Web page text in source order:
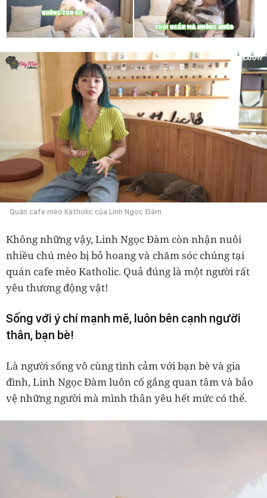
Quán cafe mèo Katholic của Linh Ngọc Đàm
Không những vậy, Linh Ngọc Đàm còn nhận nuôi
nhiều chú mèo bị bỏ hoang và chăm sóc chúng tại
quán cafe mèo Katholic. Quả đúng là một người rất
yêu thương động vật!
Sống với ý chí mạnh mẽ, luôn bên cạnh người
thân, bạn bè!
Là người sống vô cùng tình cảm với bạn bè và gia
đình, Linh Ngọc Đàm luôn cố gắng quan tâm và bảo
vệ những người mà mình thân yêu hết mức có thể.